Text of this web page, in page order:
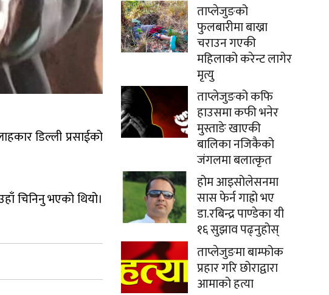
डिल्ली प्रसाईको
चिनिनु भएको थियो।
ताप्लेजुङको
फुलबारीमा बाख्रा
चराउन गएकी
महिलाको करेन्ट लागेर
मृत्यु
ताप्लेजुङको कफि
हाउसमा कफी भनेर
मुस्ताङे खाएकी
बालिका नजिकैको
जंगलमा बलात्कृत
होम आइसोलेसनमा
सास फेर्न गाह्रो भए
डा.रबिन्द्र पाण्डेका यी
१६ सुझाव पढ्नुहोस्
ताप्लेजुङमा बाम्फोक
प्रहार गरि छोराद्वारा
आमाको हत्या